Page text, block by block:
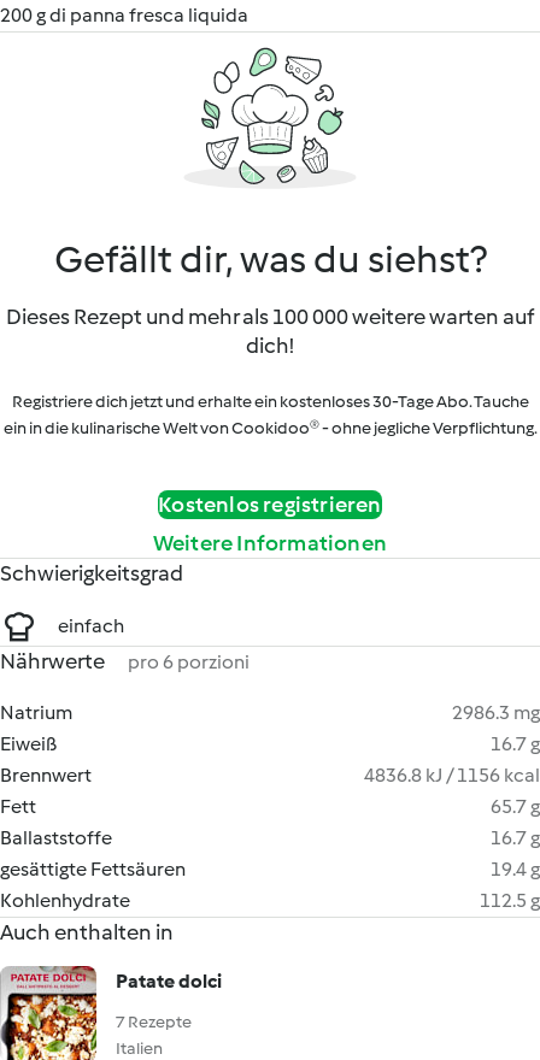
200 g di panna fresca liquida
Gefällt dir, was du siehst?
Dieses Rezept und mehr als 100 000 weitere warten auf
dich!
Registriere dich jetzt und erhalte ein kostenloses 30-Tage Abo. Tauche
ein in die kulinarische Welt von Cookidoo® - ohne jegliche Verpflichtung.
Kostenlos registrieren
Weitere Informationen
Schwierigkeitsgrad
einfach
Nährwerte pro 6 porzioni
Natrium
2986.3 mg
Eiweiß
16.7 g
Brennwert
4836.8 kJ / 1156 kcal
Fett
65.7 g
Ballaststoffe
16.7 g
gesättigte Fettsäuren
19.4 g
Kohlenhydrate
112.5 g
Auch enthalten in
Patate dolci
7 Rezepte
Italien